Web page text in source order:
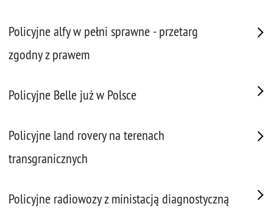
Policyjne alfy w pełni sprawne - przetarg
zgodny z prawem
Policyjne Belle już w Polsce
Policyjne land rovery na terenach
transgranicznych
Policyjne radiowozy z ministacją diagnostyczną